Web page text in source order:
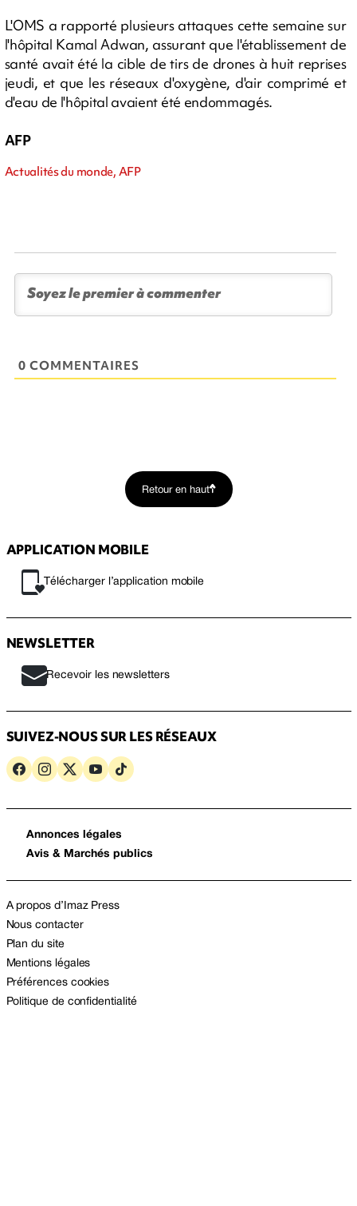
L'OMS a rapporté plusieurs attaques cette semaine sur
l'hôpital Kamal Adwan, assurant que l'établissement de
santé avait été la cible de tirs de drones à huit reprises
jeudi, et que les réseaux d'oxygène, d'air comprimé et
d'eau de l'hôpital avaient été endommagés.
AFP
Actualités du monde, AFP
0 COMMENTAIRES
Retour en haut
APPLICATION MOBILE
Télécharger l’application mobile
NEWSLETTER
Recevoir les newsletters
SUIVEZ-NOUS SUR LES RÉSEAUX
Annonces légales
Avis & Marchés publics
A propos d’Imaz Press
Nous contacter
Plan du site
Mentions légales
Préférences cookies
Politique de confidentialité